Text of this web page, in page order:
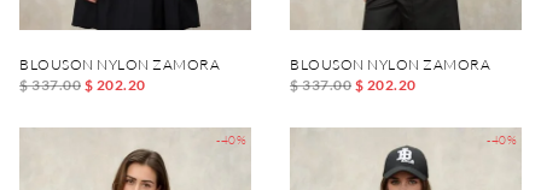
BLOUSON NYLON ZAMORA
$ 337.00 $ 202.20
BLOUSON NYLON ZAMORA
$ 337.00 $ 202.20
-40% -40%